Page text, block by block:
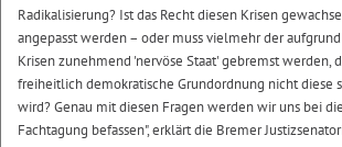
Radikalisierung? Ist das Recht diesen Krisen
angepasst werden – oder muss vielmehr der
Krisen zunehmend 'nervöse Staat' gebremst werden,
freiheitlich demokratische Grundordnung nicht diese
wird? Genau mit diesen Fragen werden wir uns bei
Fachtagung befassen", erklärt die Bremer